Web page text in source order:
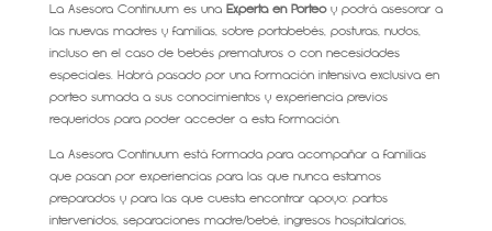
La Asesora Continuum es una Experta en Porteoy podrá asesorar a
las nuevas madres y familias, sobre portabebés, posturas, nudos,
incluso en el caso de bebés prematuros o con necesidades
especiales. Habrá pasado por una formación intensiva exclusiva en
porteo sumada a sus conocimientos y experiencia previos
requeridos para poder acceder a esta formación.
La Asesora Continuum está formada para acompañar a familias
que pasan por experiencias para las que nunca estamos
preparados y para las que cuesta encontrar apoyo: partos
intervenidos, separaciones madre/bebé, ingresos hospitalarios,